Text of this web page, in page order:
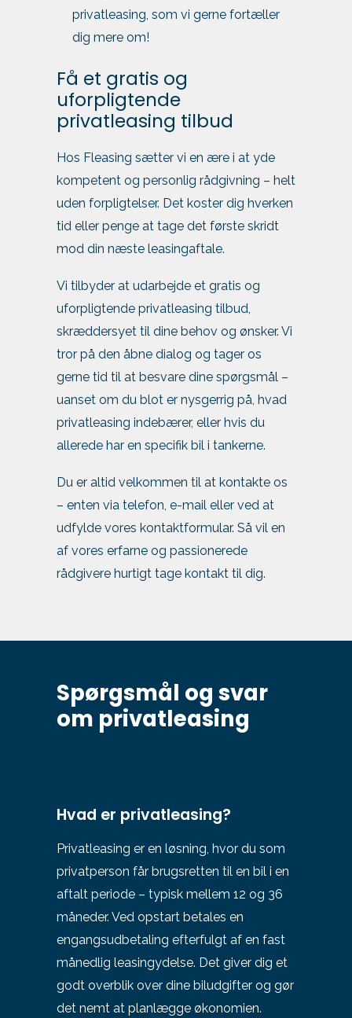
privatleasing, som vi gerne fortæller
dig mere om!
Få et gratis og
uforpligtende
privatleasing tilbud
Hos Fleasing sætter vi en ære i at yde
kompetent og personlig rådgivning – helt
uden forpligtelser. Det koster dig hverken
tid eller penge at tage det første skridt
mod din næste leasingaftale.
Vi tilbyder at udarbejde et gratis og
uforpligtende privatleasing tilbud,
skræddersyet til dine behov og ønsker. Vi
tror på den åbne dialog og tager os
gerne tid til at besvare dine spørgsmål –
uanset om du blot er nysgerrig på, hvad
privatleasing indebærer, eller hvis du
allerede har en specifik bil i tankerne.
Du er altid velkommen til at kontakte os
– enten via telefon, e-mail eller ved at
udfylde vores kontaktformular. Så vil en
af vores erfarne og passionerede
rådgivere hurtigt tage kontakt til dig.
Spørgsmål og svar
om privatleasing
Hvad er privatleasing?
Privatleasing er en løsning, hvor du som
privatperson får brugsretten til en bil i en
aftalt periode – typisk mellem 12 og 36
måneder. Ved opstart betales en
engangsudbetaling efterfulgt af en fast
månedlig leasingydelse. Det giver dig et
godt overblik over dine biludgifter og gør
det nemt at planlægge økonomien.